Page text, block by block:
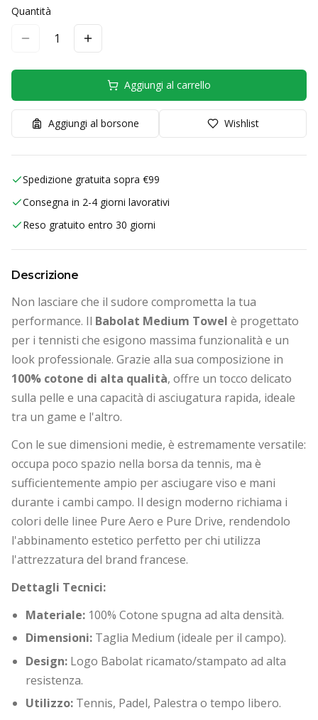
Quantità
1
Aggiungi al carrello
Aggiungi al borsone Wishlist
Spedizione gratuita sopra €99
Consegna in 2-4 giorni lavorativi
Reso gratuito entro 30 giorni
Descrizione
Non lasciare che il sudore comprometta la tua
performance. Il Babolat Medium Towel è progettato
per i tennisti che esigono massima funzionalità e un
look professionale. Grazie alla sua composizione in
100% cotone di alta qualità, offre un tocco delicato
sulla pelle e una capacità di asciugatura rapida, ideale
tra un game e l'altro.
Con le sue dimensioni medie, è estremamente versatile:
occupa poco spazio nella borsa da tennis, ma è
sufficientemente ampio per asciugare viso e mani
durante i cambi campo. Il design moderno richiama i
colori delle linee Pure Aero e Pure Drive, rendendolo
l'abbinamento estetico perfetto per chi utilizza
l'attrezzatura del brand francese.
Dettagli Tecnici:
Materiale: 100% Cotone spugna ad alta densità.
Dimensioni: Taglia Medium (ideale per il campo).
Design: Logo Babolat ricamato/stampato ad alta
resistenza.
Utilizzo: Tennis, Padel, Palestra o tempo libero.